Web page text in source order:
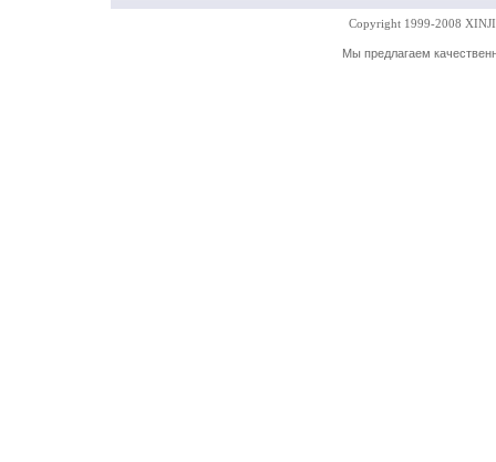
Copyright 1999-2008
Мы предлагаем